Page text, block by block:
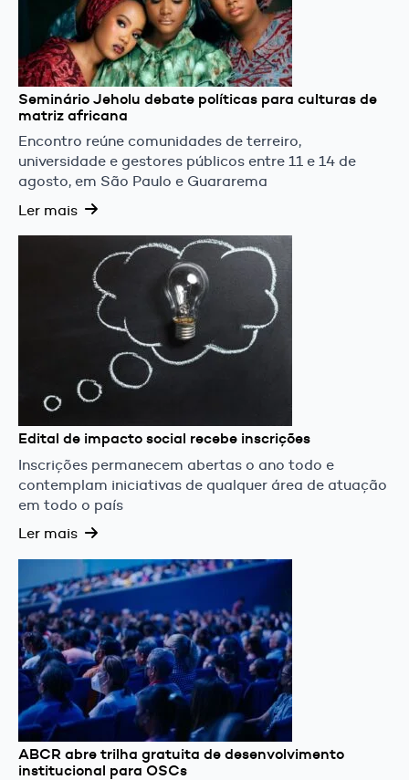
Seminário Jeholu debate políticas para culturas de
matriz africana
Encontro reúne comunidades de terreiro,
universidade e gestores públicos entre 11 e 14 de
agosto, em São Paulo e Guararema
Ler mais
Edital de impacto social recebe inscrições
Inscrições permanecem abertas o ano todo e
contemplam iniciativas de qualquer área de atuação
em todo o país
Ler mais
ABCR abre trilha gratuita de desenvolvimento
institucional para OSCs